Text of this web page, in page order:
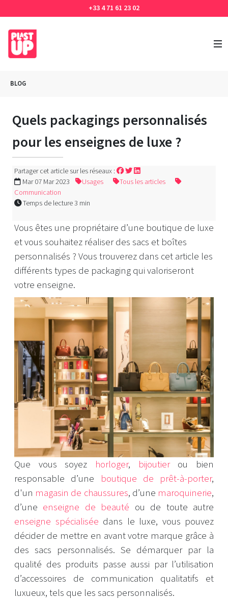
+33 4 71 61 23 02
BLOG
Quels packagings personnalisés
pour les enseignes de luxe ?
Partager cet article sur les réseaux :
Mar 07 Mar 2023
Usages
Tous les articles
Communication
Temps de lecture 3 min
Vous êtes une propriétaire d’une boutique de luxe
et vous souhaitez réaliser des sacs et boîtes
personnalisés ? Vous trouverez dans cet article les
différents types de packaging qui valoriseront
votre enseigne.
Que vous soyez horloger, bijoutierou bien
responsable d’une boutique de prêt-à-porter,
d'un magasin de chaussures, d’une maroquinerie,
d’une enseigne de beauté ou de toute autre
enseigne spécialisée dans le luxe, vous pouvez
décider de mettre en avant votre marque grâce à
des sacs personnalisés. Se démarquer par la
qualité des produits passe aussi par l’utilisation
d’accessoires de communication qualitatifs et
luxueux, tels que les sacs personnalisés.